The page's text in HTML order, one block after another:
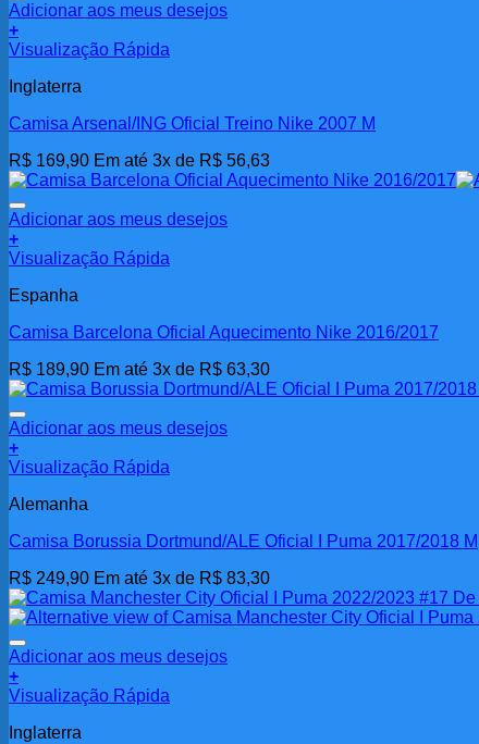
Adicionar aos meus desejos
+
Visualização Rápida
Inglaterra
Camisa Arsenal/ING Oficial Treino Nike 2007 M
R$ 169,90 Em até 3x de R$ 56,63
Adicionar aos meus desejos
+
Visualização Rápida
Espanha
Camisa Barcelona Oficial Aquecimento Nike 2016/2017
R$ 189,90 Em até 3x de R$ 63,30
Adicionar aos meus desejos
+
Visualização Rápida
Alemanha
Camisa Borussia Dortmund/ALE Oficial I Puma 2017/2018 M
R$ 249,90 Em até 3x de R$ 83,30
Adicionar aos meus desejos
+
Visualização Rápida
Inglaterra